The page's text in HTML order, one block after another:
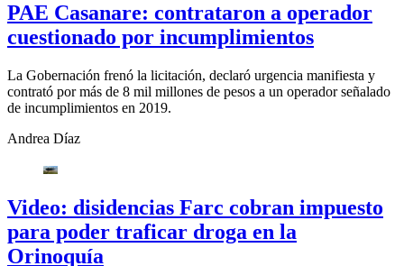
PAE Casanare: contrataron a operador
cuestionado por incumplimientos
La Gobernación frenó la licitación, declaró urgencia manifiesta y
contrató por más de 8 mil millones de pesos a un operador señalado
de incumplimientos en 2019.
Andrea Díaz
Video: disidencias Farc cobran impuesto
para poder traficar droga en la
Orinoquía